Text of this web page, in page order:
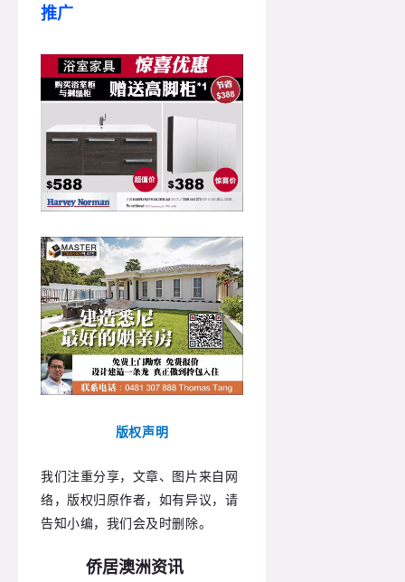
推广
版权声明
我们注重分享，文章、图片来自网
络，版权归原作者，如有异议，请
告知小编，我们会及时删除。
侨居澳洲资讯